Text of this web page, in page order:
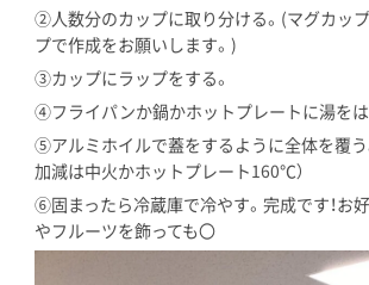
②人数分のカップに取り分ける。(マグカッ
プで作成をお願いします。)
③カップにラップをする。
④フライパンか鍋かホットプレートに湯をは
⑤アルミホイルで蓋をするように全体を覆う
加減は中火かホットプレート160℃）
⑥固まったら冷蔵庫で冷やす。完成です！お
やフルーツを飾っても〇